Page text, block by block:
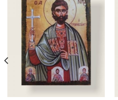
Προσθήκη
στα
αγαπημένα